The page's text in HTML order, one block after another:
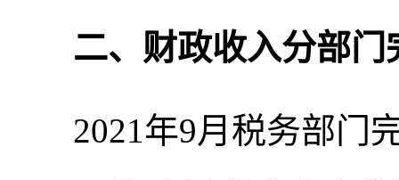
二、财政收入分部门
2021年9月税务部门